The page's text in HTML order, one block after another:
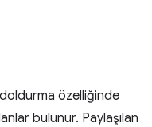
özelliğinde
bulunur. Paylaşılan